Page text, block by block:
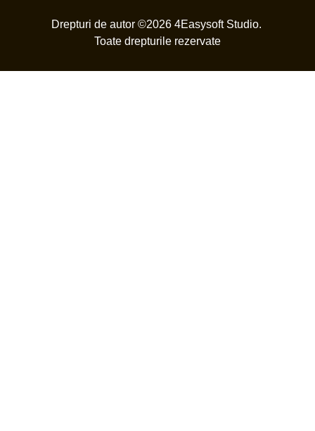
Drepturi de autor ©2026 4Easysoft Studio.
Toate drepturile rezervate